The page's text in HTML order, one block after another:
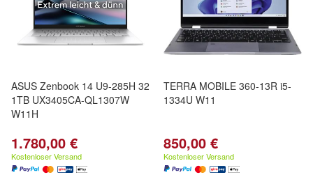
ASUS Zenbook 14 U9-285H 32
1TB UX3405CA-QL1307W
W11H
1.780,00 €
Kostenloser Versand
TERRA MOBILE 360-13R i5-
1334U W11
850,00 €
Kostenloser Versand